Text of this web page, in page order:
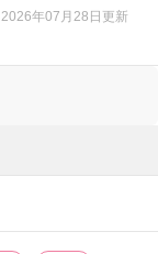
2026年07月28日更新